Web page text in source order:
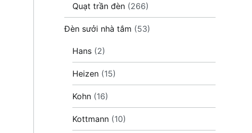
Quạt trần đèn (266)
Đèn sưởi nhà tắm (53)
Hans (2)
Heizen (15)
Kohn (16)
Kottmann (10)